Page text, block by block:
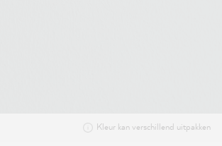
Kleur kan verschillend uitpakken